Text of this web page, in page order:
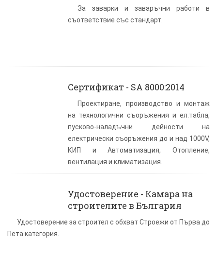
За заварки и заваръчни работи в
съответствие със стандарт.
Сертификат - SA 8000:2014
Проектиране, производство и монтаж
на технологични съоръжения и ел.табла,
пусково-наладъчни дейности на
електрически съоръжения до и над 1000V,
КИП и Автоматизация, Отопление,
вентилация и климатизация.
Удостоверение - Камара на
строителите в България
Удостоверение за строител с обхват Строежи от Първа до
Пета категория.